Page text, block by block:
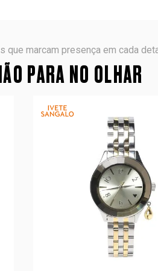
que marcam presença em cada
PARA NO OLHAR